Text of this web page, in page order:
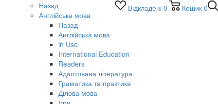
Відкладені 0 Кошик 0
Назад
Англійська мова
Назад
Англійська мова
in Use
International Education
Readers
Адаптована література
Граматика та практика
Ділова мова